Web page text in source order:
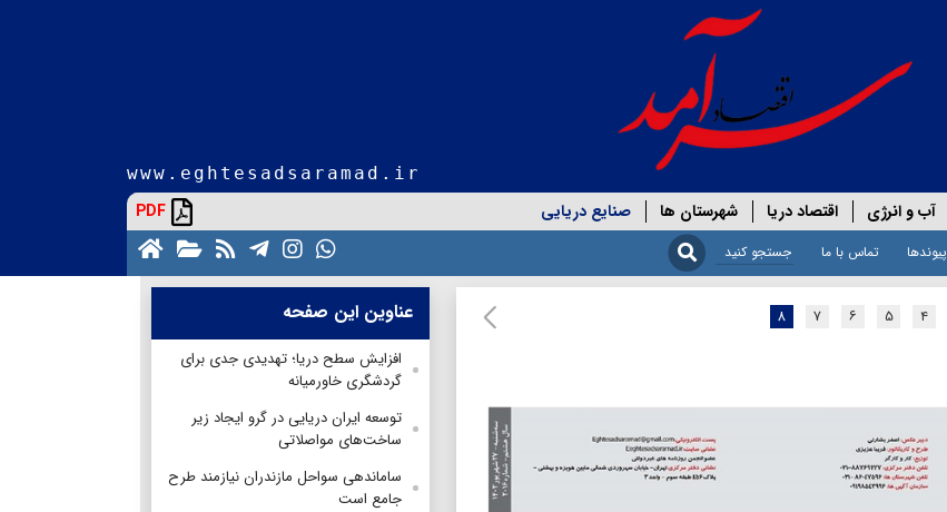
www.eghtesadsaramad.ir
آب و انرژی اقتصاد دریا شهرستان ها صنایع دریایی PDF
پیوندها تماس با ما
۴ ۵ ۶ ۷ ۸ عناوین این صفحه
افزایش سطح دریا؛ تهدیدی جدی برای
گردشگری خاورمیانه
توسعه ایران دریایی در گرو ایجاد زیر
ساخت‌های مواصلاتی
ساماندهی سواحل مازندران نیازمند طرح
جامع است